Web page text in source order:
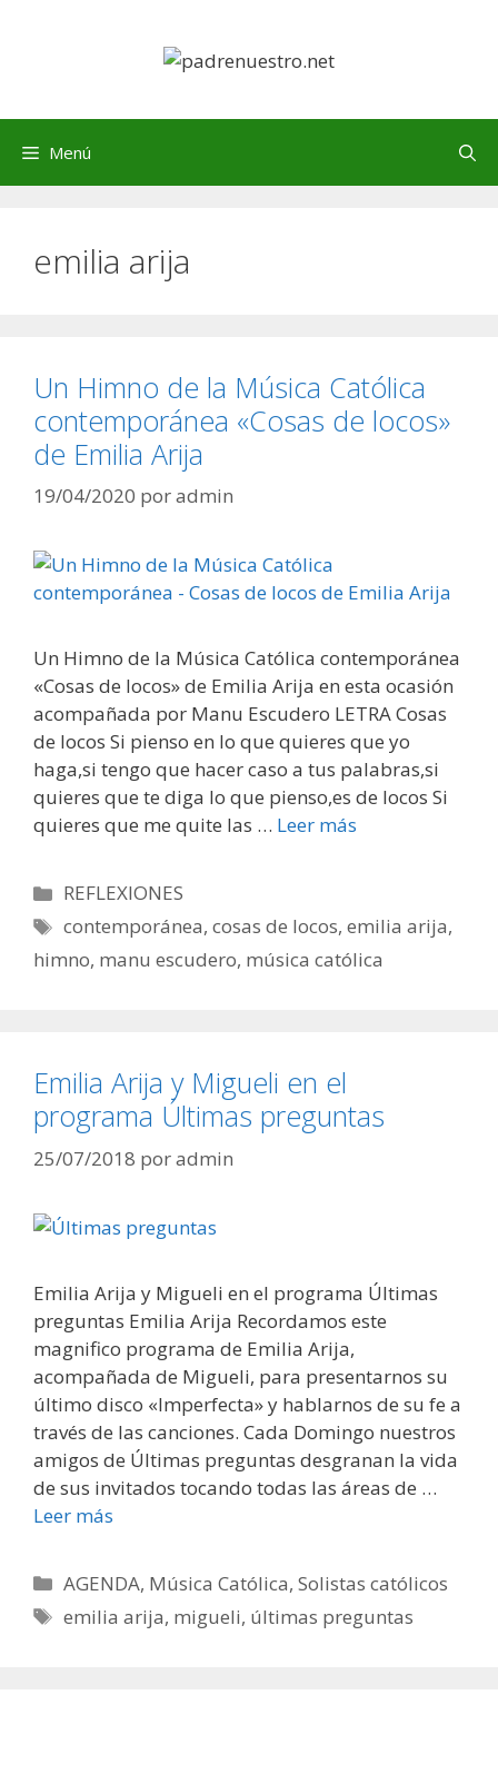
Menú
emilia arija
Un Himno de la Música Católica
contemporánea «Cosas de locos»
de Emilia Arija
19/04/2020 poradmin
Un Himno de la Música Católica contemporánea
«Cosas de locos» de Emilia Arija en esta ocasión
acompañada por Manu Escudero LETRA Cosas
de locos Si pienso en lo que quieres que yo
haga,si tengo que hacer caso a tus palabras,si
quieres que te diga lo que pienso,es de locos Si
quieres que me quite las … Leer más
Categorías
REFLEXIONES
Etiquetas
contemporánea,cosas de locos,emilia arija,
himno, manu escudero, música católica
Emilia Arija y Migueli en el
programa Últimas preguntas
25/07/2018 poradmin
Emilia Arija y Migueli en el programa Últimas
preguntas Emilia Arija Recordamos este
magnifico programa de Emilia Arija,
acompañada de Migueli, para presentarnos su
último disco «Imperfecta» y hablarnos de su fe a
través de las canciones. Cada Domingo nuestros
amigos de Últimas preguntas desgranan la vida
de sus invitados tocando todas las áreas de …
Leer más
Categorías
AGENDA, Música Católica,Solistas católicos
Etiquetas
emilia arija, migueli, últimas preguntas